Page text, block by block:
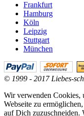
Frankfurt
Hamburg
Köln
Leipzig
Stuttgart
München
© 1999 - 2017 Liebes-
Wir verwenden Cookies,
Webseite zu
auf Dich zuzuschneiden.